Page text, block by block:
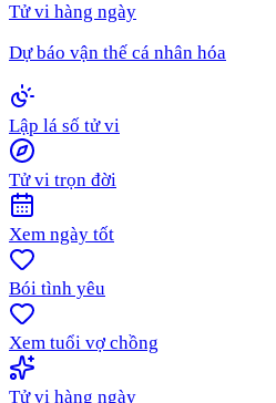
Tử vi hàng ngày
Dự báo vận thế cá nhân hóa
Lập lá số tử vi
Tử vi trọn đời
Xem ngày tốt
Bói tình yêu
Xem tuổi vợ chồng
Tử vi hàng ngày